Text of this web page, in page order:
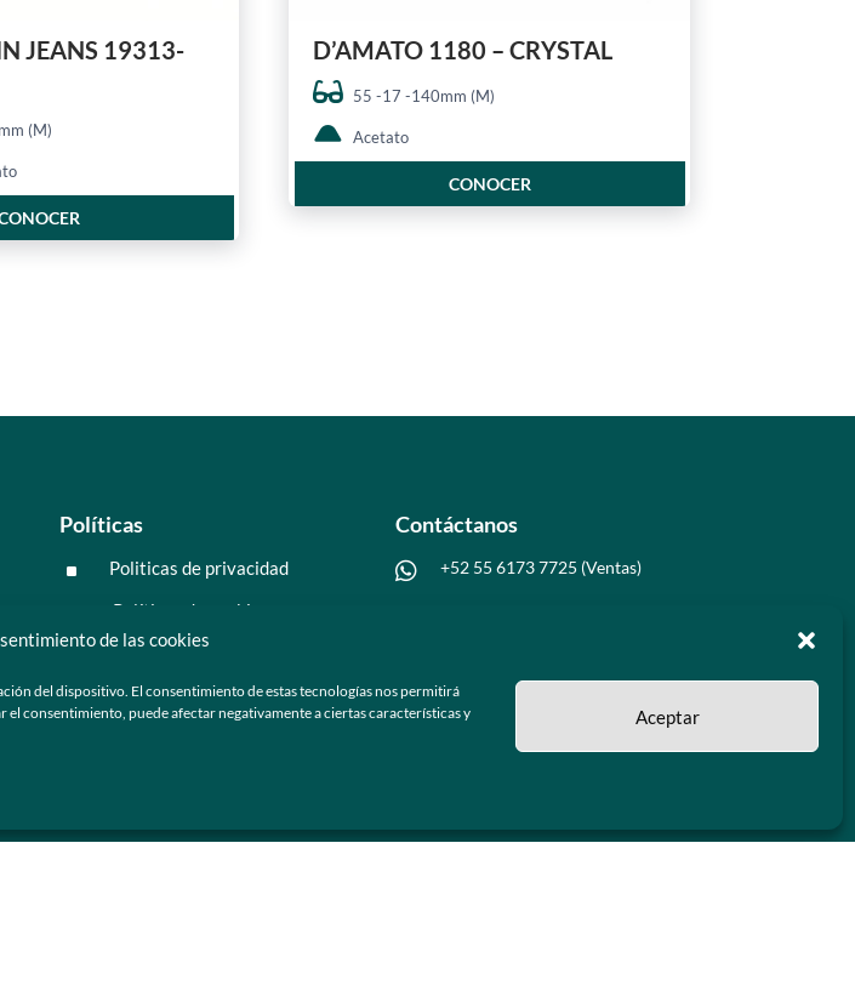
de las cookies
del dispositivo. El consentimiento de estas tecnologías nos permitirá
consentimiento, puede afectar negativamente a ciertas características y
Aceptar
JEANS 19313-
(M)
D’AMATO 1180 – CRYSTAL
55 -17 -140mm (M)
Acetato
CONOCER
Políticas
^ Politicas de privacidad
Políticas de cookies
Preguntas frecuentes
Contáctanos
 +52 55 6173 7725 (Ventas)